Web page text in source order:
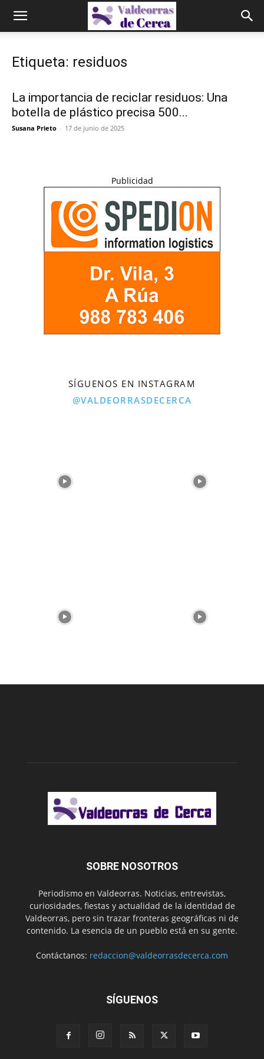
Etiqueta: residuos
La importancia de reciclar residuos: Una
botella de plástico precisa 500...
Susana Prieto - 17 de junio de 2025
Publicidad
SÍGUENOS EN INSTAGRAM
@VALDEORRASDECERCA
SOBRE NOSOTROS
Periodismo en Valdeorras. Noticias, entrevistas,
curiosidades, fiestas y actualidad de la identidad de
Valdeorras, pero sin trazar fronteras geográficas ni de
contenido. La esencia de un pueblo está en su gente.
Contáctanos: redaccion@valdeorrasdecerca.com
SÍGUENOS